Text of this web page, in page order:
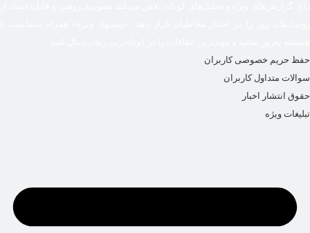
حفظ حریم خصوصی کاربران
سوالات متداول کاربران
حقوق انتشار اخبار
تبلیغات ویژه